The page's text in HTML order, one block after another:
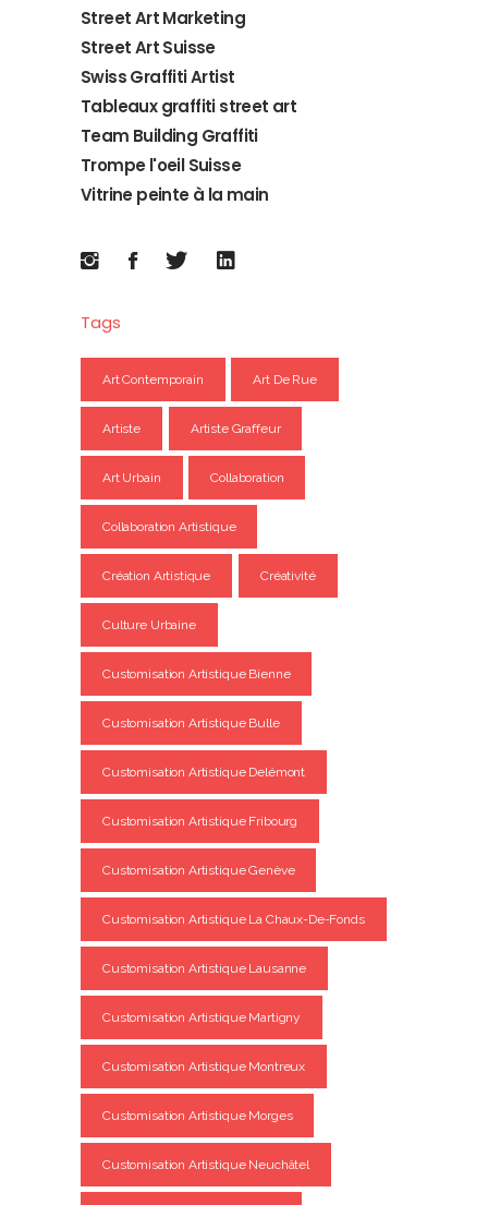
Street Art Marketing
Street Art Suisse
Swiss Graffiti Artist
Tableaux graffiti street art
Team Building Graffiti
Trompe l'oeil Suisse
Vitrine peinte à la main
Tags
Art Contemporain Art De Rue
Artiste Artiste Graffeur
Art Urbain Collaboration
Collaboration Artistique
Création Artistique Créativité
Culture Urbaine
Customisation Artistique Bienne
Customisation Artistique Bulle
Customisation Artistique Delémont
Customisation Artistique Fribourg
Customisation Artistique Genève
Customisation Artistique La Chaux-De-Fonds
Customisation Artistique Lausanne
Customisation Artistique Martigny
Customisation Artistique Montreux
Customisation Artistique Morges
Customisation Artistique Neuchâtel